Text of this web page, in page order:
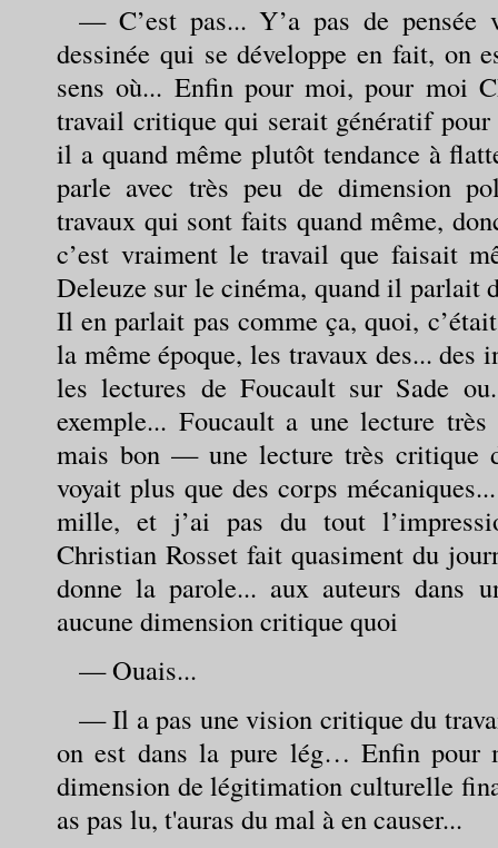
— C’est pas... Y’a pas de pensée
dessinée qui se développe en fait, on
sens où... Enfin pour moi, pour moi
travail critique qui serait génératif
il a quand même plutôt tendance à
parle avec très peu de dimension
travaux qui sont faits quand même,
c’est vraiment le travail que faisait
Deleuze sur le cinéma, quand il parlait
Il en parlait pas comme ça, quoi,
la même époque, les travaux des... des
les lectures de Foucault sur Sade
exemple... Foucault a une lecture
mais bon — une lecture très critique
voyait plus que des corps
mille, et j’ai pas du tout
Christian Rosset fait quasiment du
donne la parole... aux auteurs dans
aucune dimension critique quoi
— Ouais...
— Il a pas une vision critique du
on est dans la pure lég… Enfin pour
dimension de légitimation culturelle
as pas lu, t'auras du mal à en causer...